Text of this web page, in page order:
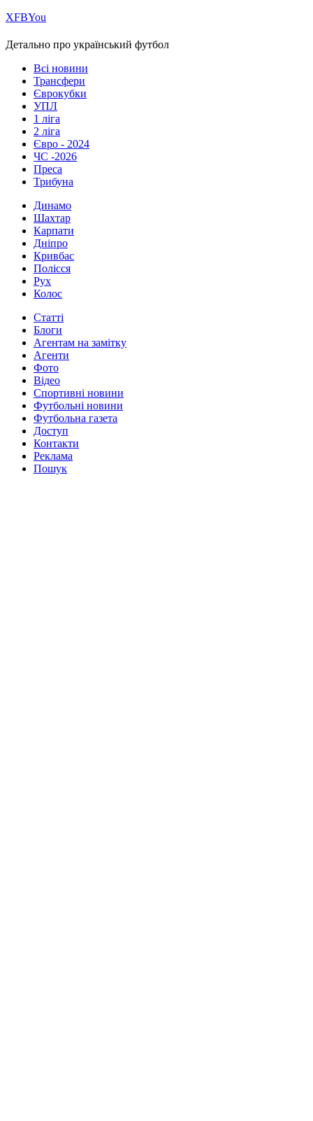
ХFBYou
Детально про український футбол
Всі новини
Трансфери
Єврокубки
УПЛ
1 ліга
2 ліга
Євро - 2024
ЧС -2026
Преса
Трибуна
Динамо
Шахтар
Карпати
Дніпро
Кривбас
Полісся
Рух
Колос
Статті
Блоги
Агентам на замітку
Агенти
Фото
Відео
Спортивні новини
Футбольні новини
Футбольна газета
Доступ
Контакти
Реклама
Пошук